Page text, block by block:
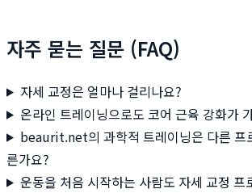
자주 묻는 질문 (FAQ)
자세 교정은 얼마나 걸리나요?
온라인 트레이닝으로도 코어 근육 강화가
beaurit.net의 과학적 트레이닝은 다른 프
른가요?
운동을 처음 시작하는 사람도 자세 교정 프